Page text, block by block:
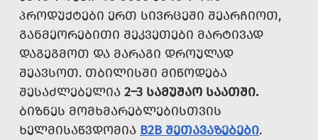
ᲞᲠᲝᲓᲣᲥᲢᲔᲑᲘ ᲔᲠᲗ ᲡᲘᲕᲠᲪᲔᲨᲘ ᲨᲔᲐᲠᲩᲘᲝᲗ,
ᲒᲐᲜᲛᲔᲝᲠᲔᲑᲘᲗᲘ ᲨᲔᲙᲕᲔᲗᲔᲑᲘ ᲛᲐᲠᲢᲘᲕᲐᲓ
ᲓᲐᲒᲔᲒᲛᲝᲗ ᲓᲐ ᲛᲐᲠᲐᲒᲘ ᲓᲠᲝᲣᲚᲐᲓ
ᲨᲔᲐᲕᲡᲝᲗ. ᲗᲑᲘᲚᲘᲡᲨᲘ ᲛᲘᲬᲝᲓᲔᲑᲐ
ᲨᲔᲡᲐᲫᲚᲔᲑᲔᲚᲘᲐ 2–3 ᲡᲐᲛᲣᲨᲐᲝ ᲡᲐᲐᲗᲨᲘ.
ᲑᲘᲖᲜᲔᲡ ᲛᲝᲛᲮᲛᲐᲠᲔᲑᲚᲔᲑᲘᲡᲗᲕᲘᲡ
ᲮᲔᲚᲛᲘᲡᲐᲬᲕᲓᲝᲛᲘᲐ B2B ᲨᲔᲗᲐᲕᲐᲖᲔᲑᲔᲑᲘ.